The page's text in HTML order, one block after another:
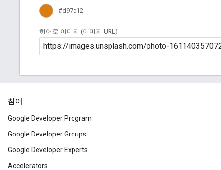
참여
Google Developer Program
Google Developer Groups
Google Developer Experts
Accelerators